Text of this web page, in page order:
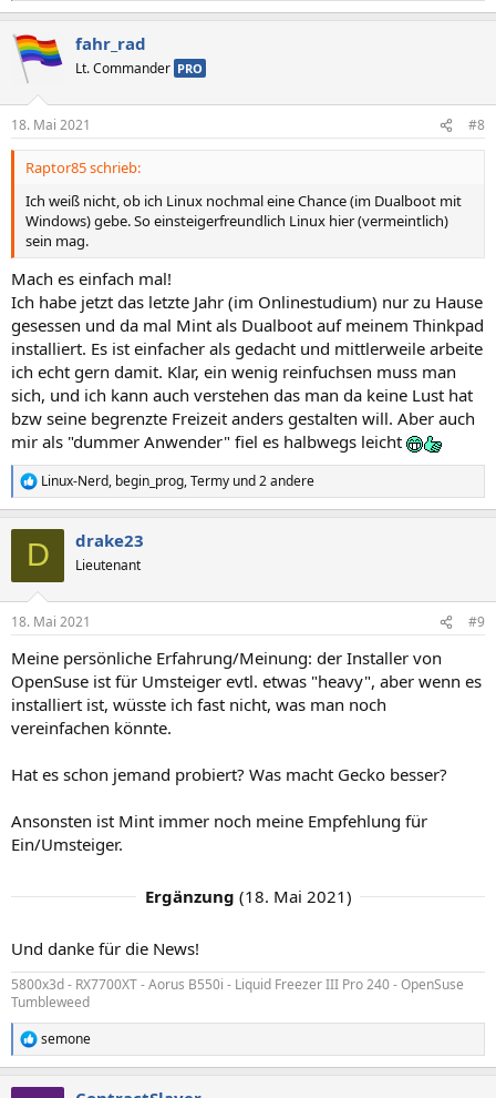
e
k
t
e
n
fahr_rad
Lt. Commander PRO
18. Mai 2021 #8
Raptor85 schrieb:
Ich weiß nicht, ob ich Linux nochmal eine Chance (im Dualboot mit
Windows) gebe. So einsteigerfreundlich Linux hier (vermeintlich)
sein mag.
Mach es einfach mal!
Ich habe jetzt das letzte Jahr (im Onlinestudium) nur zu Hause
gesessen und da mal Mint als Dualboot auf meinem Thinkpad
installiert. Es ist einfacher als gedacht und mittlerweile arbeite
ich echt gern damit. Klar, ein wenig reinfuchsen muss man
sich, und ich kann auch verstehen das man da keine Lust hat
bzw seine begrenzte Freizeit anders gestalten will. Aber auch
mir als "dummer Anwender" fiel es halbwegs leicht
R
e
e
:
Linux-Nerd, begin_prog,Termy und 2 andere
D drake23
Lieutenant
18. Mai 2021 #9
Meine persönliche Erfahrung/Meinung: der Installer von
OpenSuse ist für Umsteiger evtl. etwas "heavy", aber wenn es
installiert ist, wüsste ich fast nicht, was man noch
vereinfachen könnte.
Hat es schon jemand probiert? Was macht Gecko besser?
Ansonsten ist Mint immer noch meine Empfehlung für
Ein/Umsteiger.
Ergänzung (18. Mai 2021)
Und danke für die News!
5800x3d - RX7700XT - Aorus B550i - Liquid Freezer III Pro 240 - OpenSuse
Tumbleweed
R
e
semone